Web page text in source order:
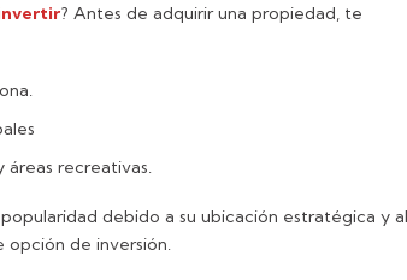
? Antes de adquirir una propiedad, te
áreas recreativas.
debido a su ubicación estratégica y
opción de inversión.